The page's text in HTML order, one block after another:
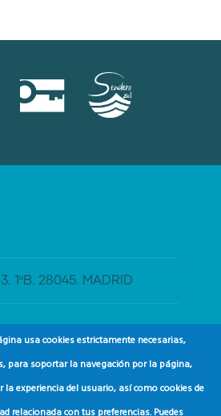
1ºB. 28045. MADRID
usa cookies estrictamente necesarias,
para soportar la navegación por la página,
experiencia del usuario, así como cookies de
relacionada con tus preferencias. Puedes